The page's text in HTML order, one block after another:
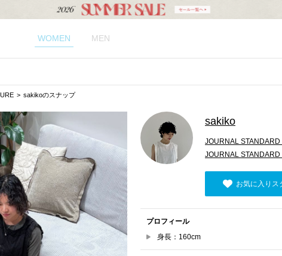
WOMEN MEN
sakikoのスナップ
sakiko
JOURNAL
JOURNAL
お気に入りス
プロフィール
身長：160cm